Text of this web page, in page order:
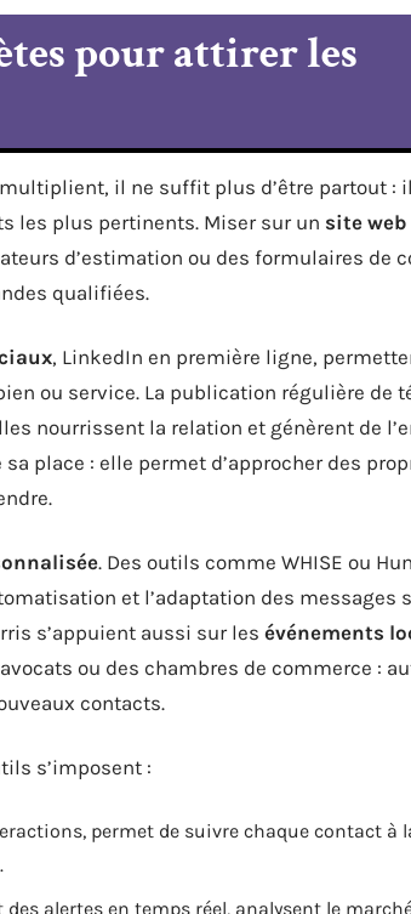
pour attirer les
il ne suffit plus d’être partout :
les plus pertinents. Miser sur un site web
d’estimation ou des formulaires de
qualifiées.
, LinkedIn en première ligne,
ou service. La publication régulière de
nourrissent la relation et génèrent de
sa place : elle permet d’approcher des
. Des outils comme WHISE ou
et l’adaptation des messages
s’appuient aussi sur les événements
ou des chambres de commerce :
contacts.
s’imposent :
permet de suivre chaque contact à
alertes en temps réel, analysent le